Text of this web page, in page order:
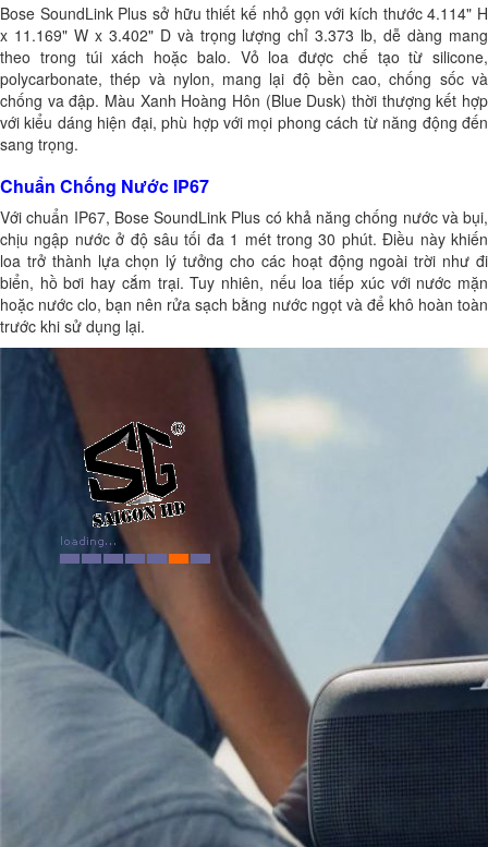
Bose SoundLink Plus sở hữu thiết kế nhỏ gọn với kích thước 4.114" H
x 11.169" W x 3.402" D và trọng lượng chỉ 3.373 lb, dễ dàng mang
theo trong túi xách hoặc balo. Vỏ loa được chế tạo từ silicone,
polycarbonate, thép và nylon, mang lại độ bền cao, chống sốc và
chống va đập. Màu Xanh Hoàng Hôn (Blue Dusk) thời thượng kết hợp
với kiểu dáng hiện đại, phù hợp với mọi phong cách từ năng động đến
sang trọng.
Chuẩn Chống Nước IP67
Với chuẩn IP67, Bose SoundLink Plus có khả năng chống nước và bụi,
chịu ngập nước ở độ sâu tối đa 1 mét trong 30 phút. Điều này khiến
loa trở thành lựa chọn lý tưởng cho các hoạt động ngoài trời như đi
biển, hồ bơi hay cắm trại. Tuy nhiên, nếu loa tiếp xúc với nước mặn
hoặc nước clo, bạn nên rửa sạch bằng nước ngọt và để khô hoàn toàn
trước khi sử dụng lại.